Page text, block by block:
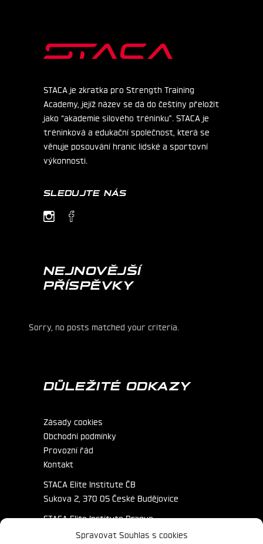
Spravovat Souhlas s cookies
STACA je zkratka pro Strength Training
Academy, jejíž název se dá do češtiny přeložit
jako “akademie silového tréninku”. STACA je
tréninková a edukační společnost, která se
věnuje posouvání hranic lidské a sportovní
výkonnosti.
SLEDUJTE NÁS
NEJNOVĚJŠÍ
PŘÍSPĚVKY
Sorry, no posts matched your criteria.
DŮLEŽITÉ ODKAZY
Zásady cookies
Obchodní podmínky
Provozní řád
Kontakt
STACA Elite Institute ČB
Sukova 2, 370 05 České Budějovice
STACA Elite Institute Prague
Primátorská 172/3, 180 00 Praha